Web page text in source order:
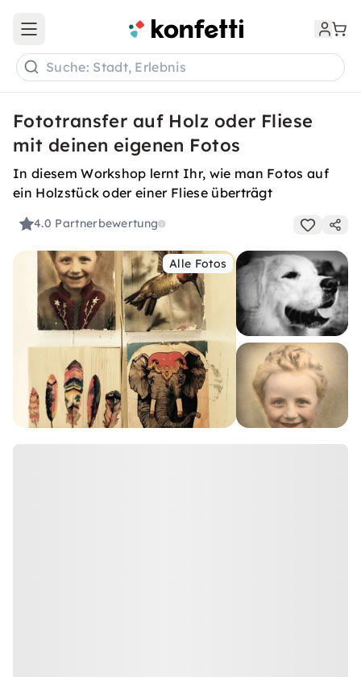
Open main menu
Suche: Stadt, Erlebnis
Fototransfer auf Holz oder Fliese
mit deinen eigenen Fotos
In diesem Workshop lernt Ihr, wie man Fotos auf
ein Holzstück oder einer Fliese überträgt
4.0 Partnerbewertung
Alle Fotos